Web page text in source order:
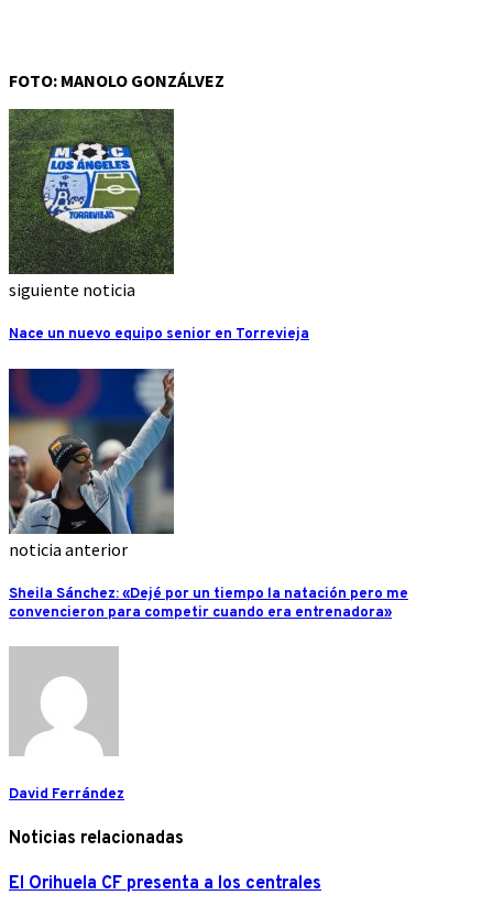
FOTO: MANOLO GONZÁLVEZ
siguiente noticia
Nace un nuevo equipo senior en Torrevieja
noticia anterior
Sheila Sánchez: «Dejé por un tiempo la natación pero me
convencieron para competir cuando era entrenadora»
David Ferrández
Noticias relacionadas
El Orihuela CF presenta a los centrales